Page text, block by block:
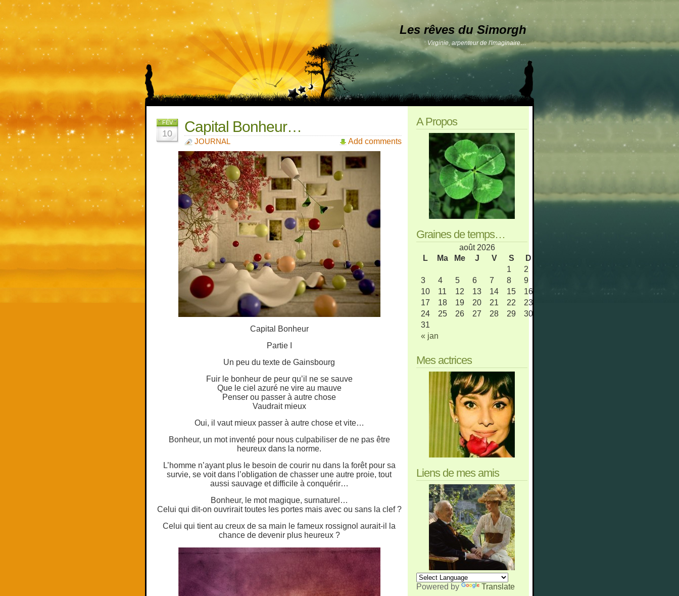
Les rêves du Simorgh
Virginie, arpenteur de l'imaginaire…
FÉV
10 Capital Bonheur…
JOURNAL Add comments
Capital Bonheur
Partie I
Un peu du texte de Gainsbourg
Fuir le bonheur de peur qu’il ne se sauve
Que le ciel azuré ne vire au mauve
Penser ou passer à autre chose
Vaudrait mieux
Oui, il vaut mieux passer à autre chose et vite…
Bonheur, un mot inventé pour nous culpabiliser de ne pas être
heureux dans la norme.
L’homme n’ayant plus le besoin de courir nu dans la forêt pour sa
survie, se voit dans l’obligation de chasser une autre proie, tout
aussi sauvage et difficile à conquérir…
Bonheur, le mot magique, surnaturel…
Celui qui dit-on ouvrirait toutes les portes mais avec ou sans la clef ?
Celui qui tient au creux de sa main le fameux rossignol aurait-il la
chance de devenir plus heureux ?
A Propos
Graines de temps…
août 2026
L
Ma Me J V S D
« jan
1
2
3
4 5 6 7 8
9
10
11 12 13 14 15
16
17
18 19 20 21 22
23
24
25 26 27 28 29
30
31
Mes actrices
Liens de mes amis
Powered by Translate